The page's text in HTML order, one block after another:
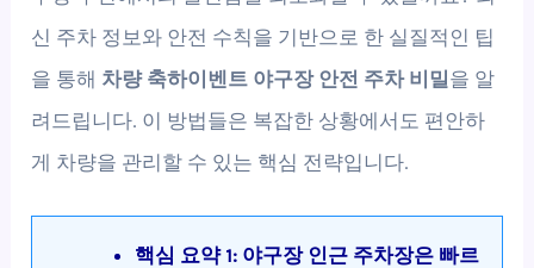
신 주차 정보와 안전 수칙을 기반으로 한 실질적인 팁
을 통해 차량 축하이벤트 야구장 안전 주차 비밀을 알
려드립니다. 이 방법들은 복잡한 상황에서도 편안하
게 차량을 관리할 수 있는 핵심 전략입니다.
핵심 요약 1: 야구장 인근 주차장은 빠르